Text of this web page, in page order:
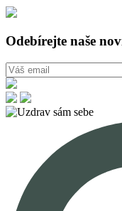
Odebírejte naše